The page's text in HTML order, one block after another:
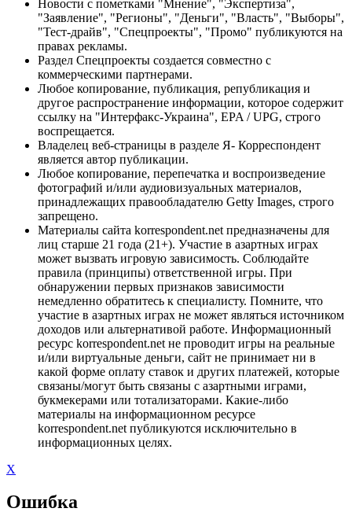
Новости с пометками "Мнение", "Экспертиза",
"Заявление", "Регионы", "Деньги", "Власть", "Выборы",
"Тест-драйв", "Спецпроекты", "Промо" публикуются на
правах рекламы.
Раздел Спецпроекты создается совместно с
коммерческими партнерами.
Любое копирование, публикация, републикация и
другое распространение информации, которое содержит
ссылку на "Интерфакс-Украина", EPA / UPG, строго
воспрещается.
Владелец веб-страницы в разделе Я- Корреспондент
является автор публикации.
Любое копирование, перепечатка и воспроизведение
фотографий и/или аудиовизуальных материалов,
принадлежащих правообладателю Getty Images, строго
запрещено.
Материалы сайта korrespondent.net предназначены для
лиц старше 21 года (21+). Участие в азартных играх
может вызвать игровую зависимость. Соблюдайте
правила (принципы) ответственной игры. При
обнаружении первых признаков зависимости
немедленно обратитесь к специалисту. Помните, что
участие в азартных играх не может являться источником
доходов или альтернативой работе. Информационный
ресурс korrespondent.net не проводит игры на реальные
и/или виртуальные деньги, сайт не принимает ни в
какой форме оплату ставок и других платежей, которые
связаны/могут быть связаны с азартными играми,
букмекерами или тотализаторами. Какие-либо
материалы на информационном ресурсе
korrespondent.net публикуются исключительно в
информационных целях.
X
Ошибка